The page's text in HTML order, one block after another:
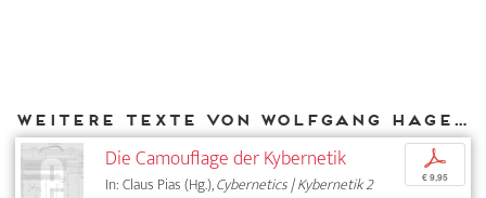
Weitere Texte von Wolfgang Hagen bei DIAPHANES
Die Camouflage der Kybernetik
In: Claus Pias (Hg.),Cybernetics | Kybernetik 2
p
€ 9,95